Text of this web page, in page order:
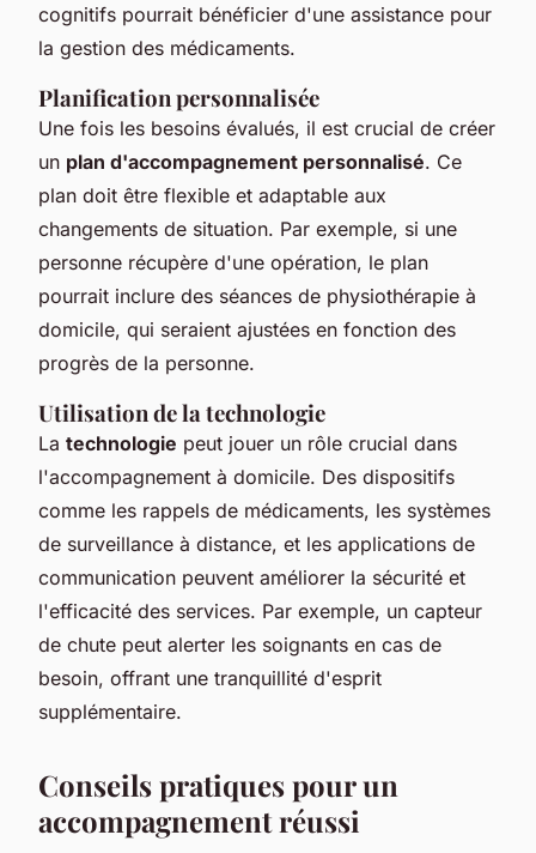
cognitifs pourrait bénéficier d'une assistance pour
la gestion des médicaments.
Planification personnalisée
Une fois les besoins évalués, il est crucial de créer
un plan d'accompagnement personnalisé. Ce
plan doit être flexible et adaptable aux
changements de situation. Par exemple, si une
personne récupère d'une opération, le plan
pourrait inclure des séances de physiothérapie à
domicile, qui seraient ajustées en fonction des
progrès de la personne.
Utilisation de la technologie
La technologie peut jouer un rôle crucial dans
l'accompagnement à domicile. Des dispositifs
comme les rappels de médicaments, les systèmes
de surveillance à distance, et les applications de
communication peuvent améliorer la sécurité et
l'efficacité des services. Par exemple, un capteur
de chute peut alerter les soignants en cas de
besoin, offrant une tranquillité d'esprit
supplémentaire.
Conseils pratiques pour un
accompagnement réussi